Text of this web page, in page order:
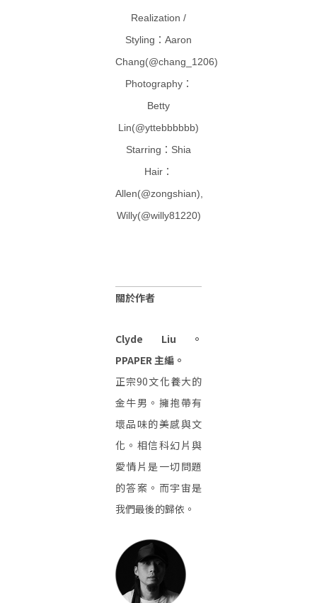
Realization /
Styling：Aaron
Chang(@chang_1206)
Photography：
Betty
Lin(@yttebbbbbb)
Starring：Shia
Hair：
Allen(@zongshian),
Willy(@willy81220)
關於作者
Clyde Liu。
PPAPER 主編。
正宗90文化養大的
金牛男。擁抱帶有
壞品味的美感與文
化。相信科幻片與
愛情片是一切問題
的答案。而宇宙是
我們最後的歸依。